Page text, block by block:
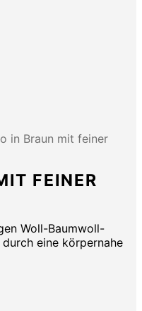
in Braun mit feiner
FEINER
Woll-Baumwoll-
eine körpernahe